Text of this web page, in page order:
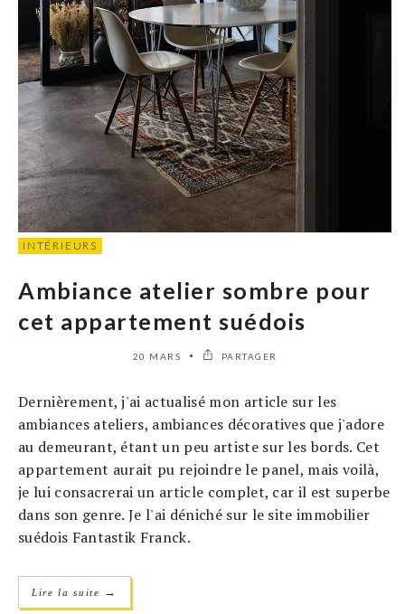
INTÉRIEURS
Ambiance atelier sombre pour
cet appartement suédois
20 MARS PARTAGER
Dernièrement, j'ai actualisé mon article sur les
ambiances ateliers, ambiances décoratives que j'adore
au demeurant, étant un peu artiste sur les bords. Cet
appartement aurait pu rejoindre le panel, mais voilà,
je lui consacrerai un article complet, car il est superbe
dans son genre. Je l'ai déniché sur le site immobilier
suédois Fantastik Franck.
Lire la suite →